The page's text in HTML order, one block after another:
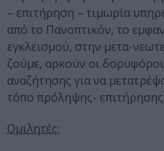
– επιτήρηση – τιμωρία
από το Πανοπτικόν, το
εγκλεισμού, στην μετα-
ζούμε, αρκούν οι
αναζήτησης για να
τόπο πρόληψης-
Ομιλητές: